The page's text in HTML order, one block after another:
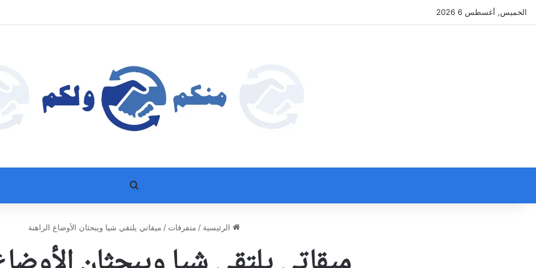
الخميس, أغسطس 6 2026
بحث عن
الرئيسية / متفرقات / ميقاتي يلتقي شيا ويبحثان الأوضاع الراهنة